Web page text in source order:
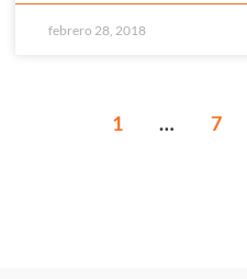
febrero 28, 2018
1 … 7